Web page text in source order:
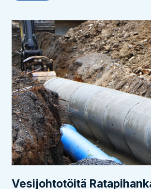
Vesijohtotöitä